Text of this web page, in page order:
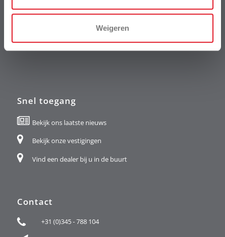
Weigeren
Snel toegang
Bekijk ons laatste nieuws
Bekijk onze vestigingen
Vind een dealer bij u in de buurt
Contact
+31 (0)345 - 788 104